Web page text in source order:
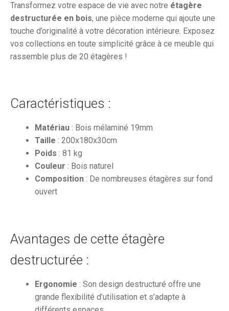
Transformez votre espace de vie avec notre étagère
destructurée en bois, une pièce moderne qui ajoute une
touche d’originalité à votre décoration intérieure. Exposez
vos collections en toute simplicité grâce à ce meuble qui
rassemble plus de 20 étagères !
Caractéristiques :
Matériau : Bois mélaminé 19mm
Taille : 200x180x30cm
Poids : 81 kg
Couleur : Bois naturel
Composition : De nombreuses étagères sur fond
ouvert
Avantages de cette étagère
destructurée :
Ergonomie : Son design destructuré offre une
grande flexibilité d’utilisation et s’adapte à